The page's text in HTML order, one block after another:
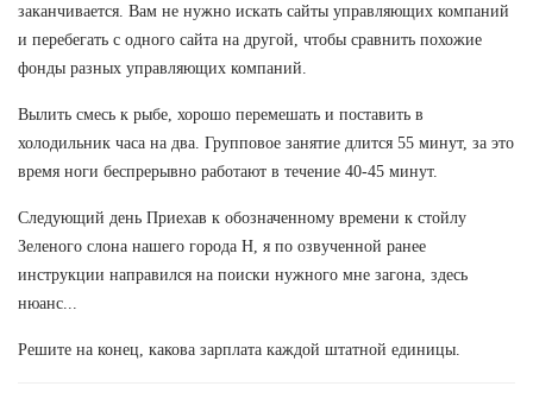
заканчивается. Вам не нужно искать сайты управляющих компаний
и перебегать с одного сайта на другой, чтобы сравнить похожие
фонды разных управляющих компаний.
Вылить смесь к рыбе, хорошо перемешать и поставить в
холодильник часа на два. Групповое занятие длится 55 минут, за это
время ноги беспрерывно работают в течение 40-45 минут.
Следующий день Приехав к обозначенному времени к стойлу
Зеленого слона нашего города Н, я по озвученной ранее
инструкции направился на поиски нужного мне загона, здесь
нюанс...
Решите на конец, какова зарплата каждой штатной единицы.